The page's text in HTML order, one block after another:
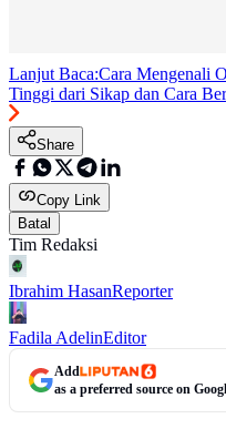
Lanjut Baca:Cara Mengenali
Tinggi dari Sikap dan Cara
Share
Copy Link
Batal
Tim Redaksi
Ibrahim HasanReporter
Fadila AdelinEditor
Add
as a preferred source on